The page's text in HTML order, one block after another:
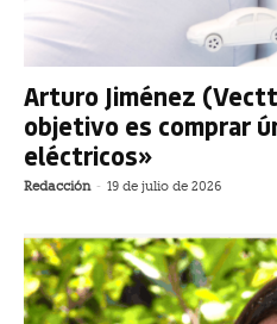
Arturo Jiménez
objetivo es comprar
eléctricos»
Redacción - 19 de julio de 2026